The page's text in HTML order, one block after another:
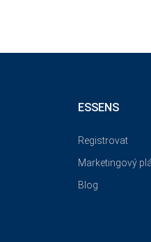
ESSENS
Registrovat
Marketingový
Blog